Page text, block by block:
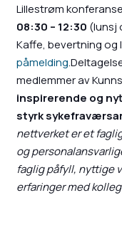
Lillestrøm
08:30 – 12:30 (lunsj
Kaffe, bevertning og
påmelding
medlemmer av
inspirerende og
styrk
nettverket er et
og
faglig påfyll, nyttige
erfaringer med